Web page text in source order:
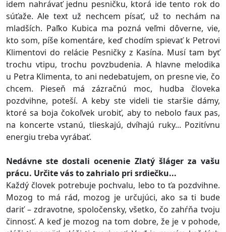
idem nahrávať jednu pesničku, ktorá ide tento rok do
súťaže. Ale text už nechcem písať, už to nechám na
mladších. Paľko Kubica ma pozná veľmi dôverne, vie,
kto som, píše komentáre, keď chodím spievať k Petrovi
Klimentovi do relácie Pesničky z Kasína. Musí tam byť
trochu vtipu, trochu povzbudenia. A hlavne melodika
u Petra Klimenta, to ani nedebatujem, on presne vie, čo
chcem. Pieseň má zázračnú moc, hudba človeka
pozdvihne, poteší. A keby ste videli tie staršie dámy,
ktoré sa boja čokoľvek urobiť, aby to nebolo faux pas,
na koncerte vstanú, tlieskajú, dvíhajú ruky... Pozitívnu
energiu treba vyrábať.
Nedávne ste dostali ocenenie Zlatý šláger za vašu
prácu. Určite vás to zahrialo pri srdiečku...
Každý človek potrebuje pochvalu, lebo to ťa pozdvihne.
Mozog to má rád, mozog je určujúci, ako sa ti bude
dariť – zdravotne, spoločensky, všetko, čo zahŕňa tvoju
činnosť. A keď je mozog na tom dobre, že je v pohode,